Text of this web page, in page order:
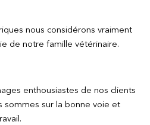
nous considérons vraiment
de notre famille vétérinaire.
enthousiastes de nos clients
sommes sur la bonne voie et